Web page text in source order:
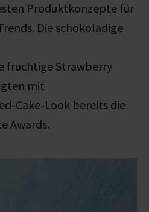
Produktkonzepte für
Die schokoladige
fruchtige Strawberry
mit
Cake-Look bereits die
Awards.